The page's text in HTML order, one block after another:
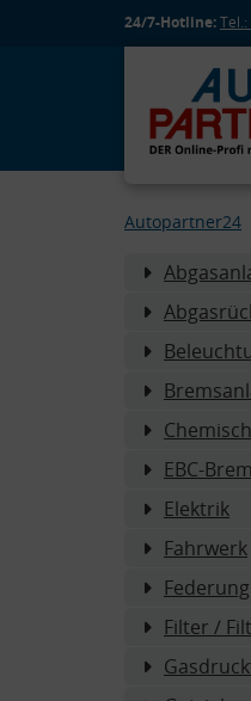
24/7-Hotline:
Autopartner24
EBC-
Elektrik
Fahrwerk
Filter /